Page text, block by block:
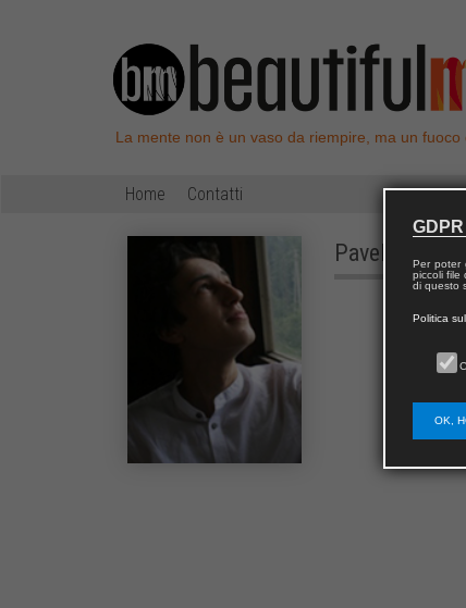
La mente non è un vaso da riempire, ma un fuoco
Home Contatti
Pavel
Per poter
piccoli file
di questo
Politica
OK,